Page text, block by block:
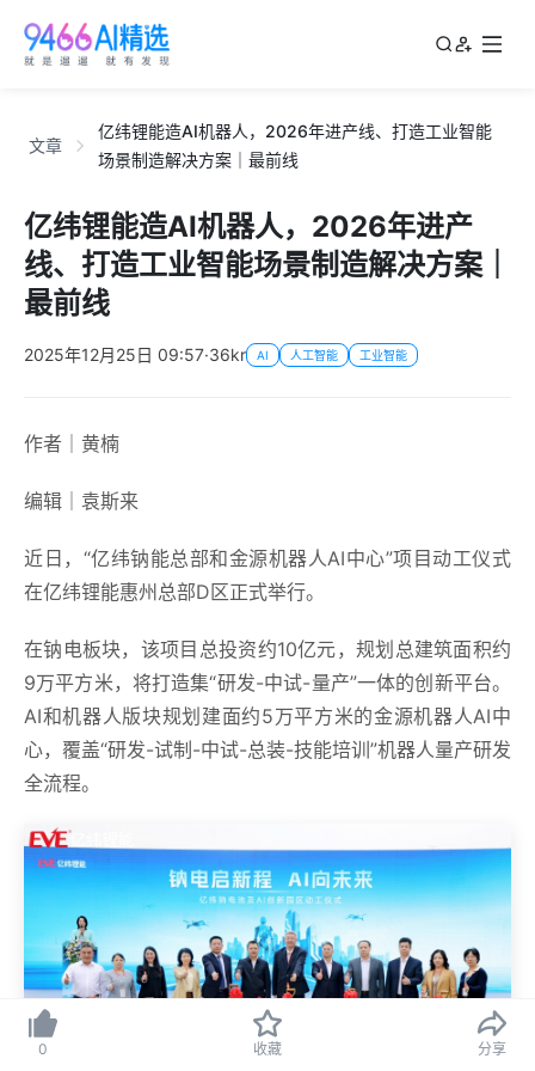
0 收藏 分享
文章
亿纬锂能造AI机器人，2026年进产线、打造工业智能
场景制造解决方案｜最前线
亿纬锂能造AI机器人，2026年进产
线、打造工业智能场景制造解决方案｜
最前线
2025年12月25日 09:57·36kr AI 人工智能 工业智能
作者｜黄楠
编辑｜袁斯来
近日，“亿纬钠能总部和金源机器人AI中心”项目动工仪式
在亿纬锂能惠州总部D区正式举行。
在钠电板块，该项目总投资约10亿元，规划总建筑面积约
9万平方米，将打造集“研发-中试-量产”一体的创新平台。
AI和机器人版块规划建面约5万平方米的金源机器人AI中
心，覆盖“研发-试制-中试-总装-技能培训”机器人量产研发
全流程。